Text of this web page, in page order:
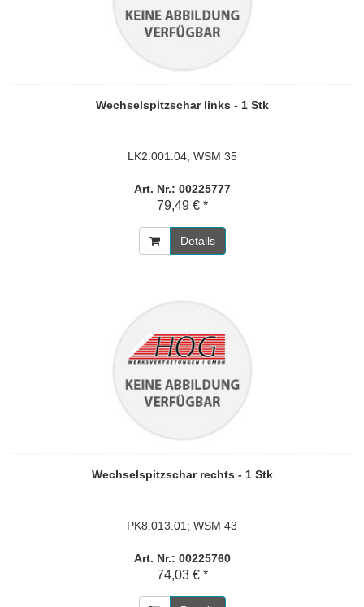
Wechselspitzschar links - 1 Stk
LK2.001.04; WSM 35
Art. Nr.: 00225777
79,49 € *
Details
Wechselspitzschar rechts - 1 Stk
PK8.013.01; WSM 43
Art. Nr.: 00225760
74,03 € *